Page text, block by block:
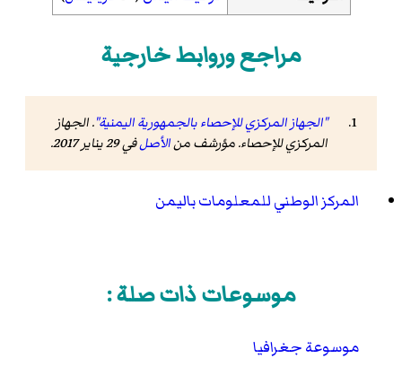
مراجع وروابط خارجية
"الجهاز المركزي للإحصاء بالجمهورية اليمنية". الجهاز
المركزي للإحصاء. مؤرشف منالأصلفي 29 يناير 2017 .
المركز الوطني للمعلومات باليمن
موسوعات ذات صلة :
موسوعة جغرافيا